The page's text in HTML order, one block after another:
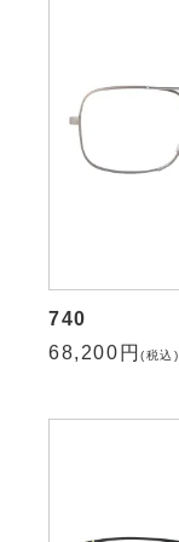
740
68,200円(税込)